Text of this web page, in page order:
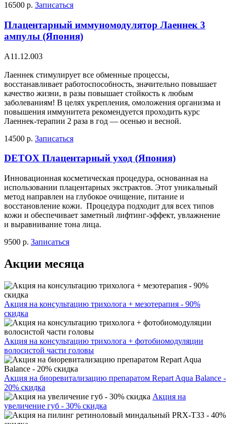
16500 р. Записаться
Плацентарный иммуномодулятор Лаеннек 3
ампулы (Япония)
А11.12.003
Лаеннек стимулирует все обменные процессы,
восстанавливает работоспособность, значительно повышает
качество жизни, в разы повышает стойкость к любым
заболеваниям! В целях укрепления, омоложения организма и
повышения иммунитета рекомендуется проходить курс
Лаеннек-терапии 2 раза в год — осенью и весной.
14500 р. Записаться
DETOX Плацентарный уход (Япония)
Инновационная косметическая процедура, основанная на
использовании плацентарных экстрактов. Этот уникальный
метод направлен на глубокое очищение, питание и
восстановление кожи. Процедура подходит для всех типов
кожи и обеспечивает заметный лифтинг-эффект, увлажнение
и выравнивание тона лица.
9500 р. Записаться
Акции месяца
Акция на консультацию трихолога + мезотерапия - 90%
скидка
Акция на консультацию трихолога + фотобиомодуляции
волосистой части головы
Акция на биоревитализацию препаратом Repart Aqua Balance -
20% скидка
Акция на
увеличение губ - 30% скидка